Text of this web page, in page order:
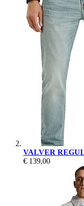
VALVER
€ 139,00